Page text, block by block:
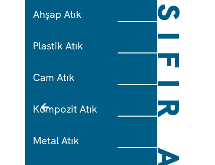
Ahşap Atık
Plastik Atık
Cam Atık
Kompozit Atık
Metal Atık